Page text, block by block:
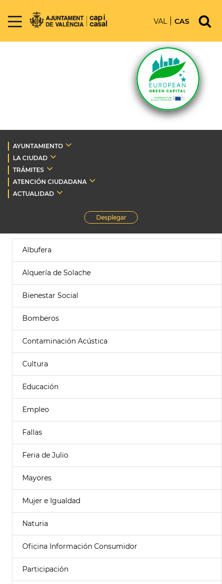
VAL CAS
AYUNTAMIENTO
LA CIUDAD
TRÁMITES
ATENCIÓN CIUDADANA
ACTUALIDAD
Desplegar
Albufera
Alquería de Solache
Bienestar Social
Bomberos
Contaminación Acústica
Cultura
Educación
Empleo
Fallas
Feria de Julio
Mayores
Mujer e Igualdad
Naturia
Oficina Información Consumidor
Participación